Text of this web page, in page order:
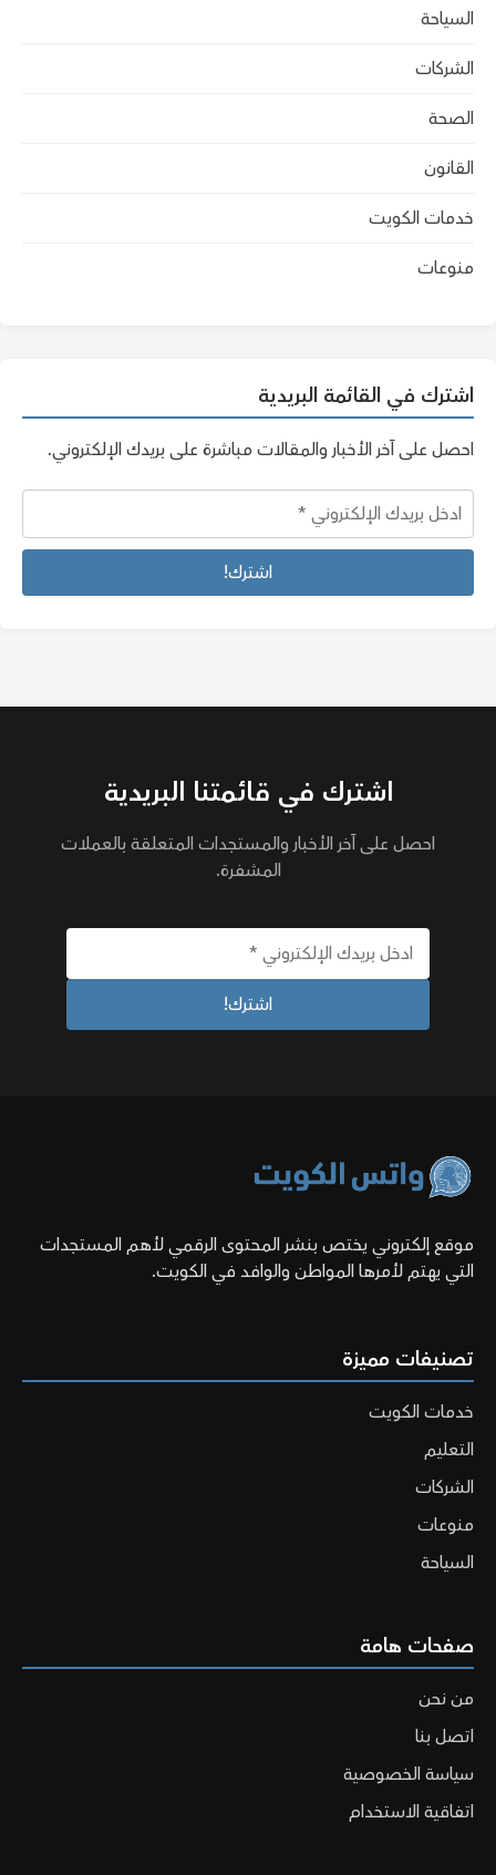
السياحة
الشركات
الصحة
القانون
خدمات الكويت
منوعات
اشترك في القائمة البريدية
احصل على آخر الأخبار والمقالات مباشرة على بريدك الإلكتروني.
اشترك في قائمتنا البريدية
احصل على آخر الأخبار والمستجدات المتعلقة بالعملات
المشفرة.
موقع إلكتروني يختص بنشر المحتوى الرقمي لأهم المستجدات
التي يهتم لأمرها المواطن والوافد في الكويت.
تصنيفات مميزة
خدمات الكويت
التعليم
الشركات
منوعات
السياحة
صفحات هامة
من نحن
اتصل بنا
سياسة الخصوصية
اتفاقية الاستخدام